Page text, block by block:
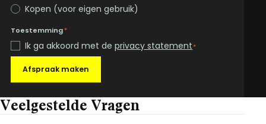
Kopen (voor eigen gebruik)
Toestemming*
Ik ga akkoord met deprivacy statement*
Afspraak maken
Veelgestelde Vragen